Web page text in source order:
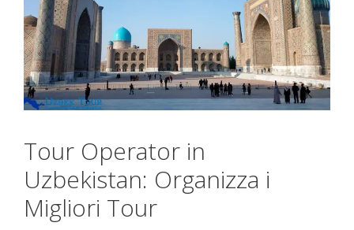
Tour Operator in
Uzbekistan: Organizza i
Migliori Tour